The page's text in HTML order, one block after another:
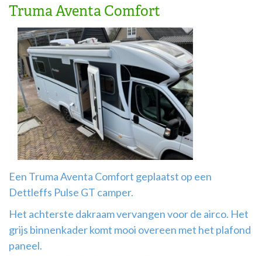
‘Teleco
Ultra
Comfort ‘
airco
Airco
montage
Truma Aventa Comfort
Een Truma Aventa Comfort geplaatst op een
Dettleffs Pulse GT camper.
Het achterste dakraam vervangen voor de airco. Het
grijs binnenkader komt mooi overeen met het plafond
paneel.